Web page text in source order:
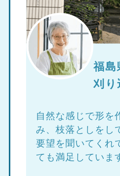
福島
刈り
自然な感じで形を
み、枝落としをし
要望を聞いてくれ
ても満足していま